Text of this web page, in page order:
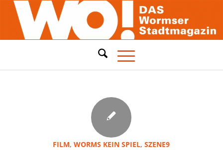
FILM,WORMS KEIN SPIEL,SZENE9